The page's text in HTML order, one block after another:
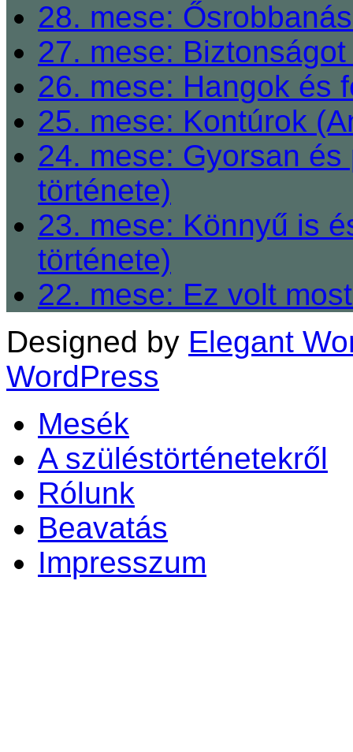
28. mese:
27. mese:
26. mese: Hangok és
25. mese: Kontúrok
24. mese: Gyorsan
története)
23. mese: Könnyű is
története)
22. mese: Ez volt
Designed by Elegant
WordPress
Mesék
A szüléstörténetekről
Rólunk
Beavatás
Impresszum